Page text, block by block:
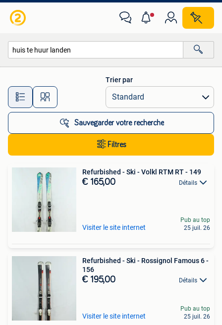
Toutes les distances…
Trier par
Sauvegarder votre recherche
Filtres
Refurbished - Ski - Volkl RTM RT - 149
€ 165,00 Détails
Visiter le site internet
Pub au top
25 juil. 26
Refurbished - Ski - Rossignol Famous 6 -
156
€ 195,00 Détails
Visiter le site internet
Pub au top
25 juil. 26